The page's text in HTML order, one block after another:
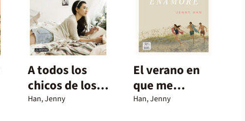
A todos los
chicos de los
que me
Han, Jenny
El verano en
que me
enamoré
Han, Jenny